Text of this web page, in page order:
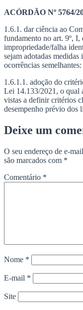
Ir
o
conteúdo
ACÓRDÃO Nº 5764/
1.6.1. dar ciência ao
fundamento no art. 9º,
impropriedade/falha
sejam adotadas
ocorrências semelhantes:
1.6.1.1. adoção do
Lei 14.133/2021, o qual
vistas a definir critérios
desempenho prévio dos
Deixe um
O seu endereço de e-
são marcados com *
Comentário *
Nome *
E-mail *
Site